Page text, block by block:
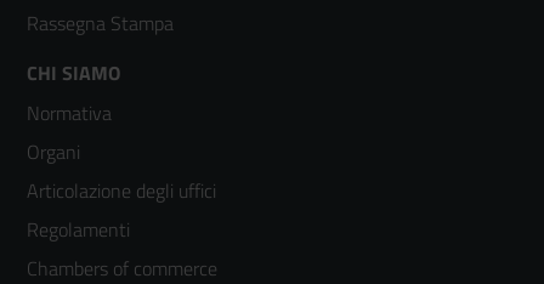
Rassegna Stampa
Footer
menù
colonna
3
CHI SIAMO
Normativa
Organi
Articolazione degli uffici
Regolamenti
Chambers of commerce